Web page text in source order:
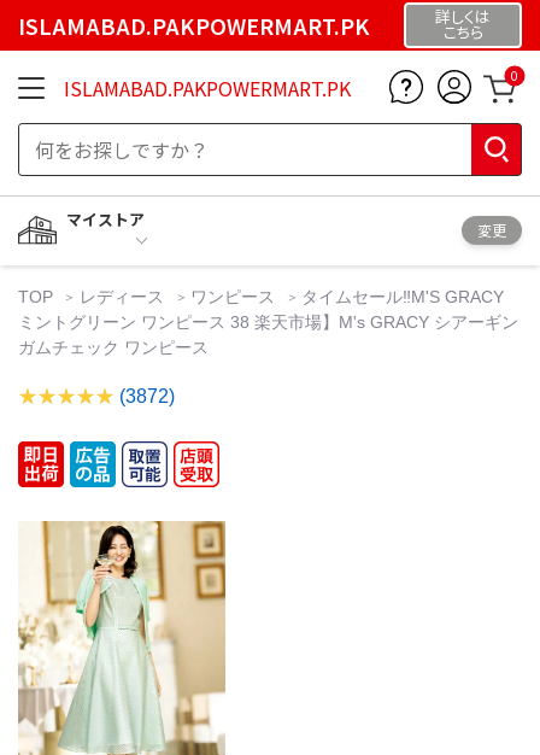
ISLAMABAD.PAKPOWERMART.PK 詳しくは
こちら
ISLAMABAD.PAKPOWERMART.PK 0
マイストア
変更
TOP レディース ワンピース
タイムセール‼️M'S GRACY
ミントグリーン ワンピース 38 楽天市場】M's GRACY シアーギン
ガムチェック ワンピース
(3872)